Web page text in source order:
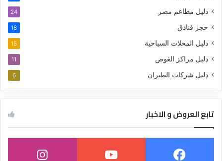
دليل مطاعم مصر 24
حجز فنادق 18
دليل المحلات السياحية 15
دليل مراكز الغوص 11
دليل شركات الطيران 6
تابع العروض و الاخبار